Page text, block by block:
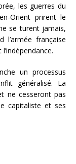
les guerres du
Orient prirent le
se turent jamais,
française
un processus
généralisé. La
ne cesseront pas
capitaliste et ses